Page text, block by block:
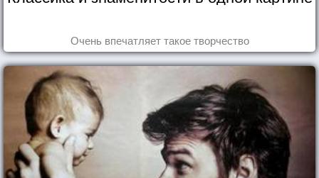
Очень впечатляет такое творчество